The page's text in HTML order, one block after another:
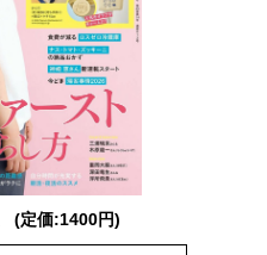
(定価:1400円)